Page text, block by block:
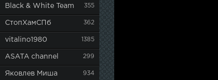
Black & White Team 355
СтопХамСПб 362
vitalino1980 1385
ASATA channel 299
Яковлев Миша 934